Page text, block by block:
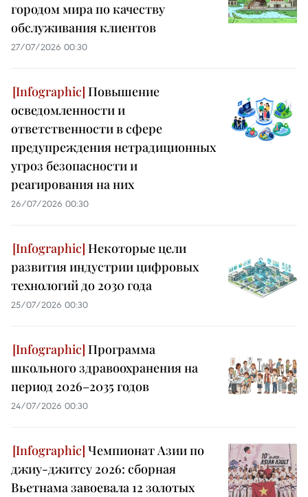
городом мира по качеству
обслуживания клиентов
27/07/2026 00:30
Повышение
осведомленности и
ответственности в сфере
предупреждения нетрадиционных
угроз безопасности и
реагирования на них
26/07/2026 00:30
Некоторые цели
развития индустрии цифровых
технологий до 2030 года
25/07/2026 00:30
Программа
школьного здравоохранения на
период 2026–2035 годов
24/07/2026 00:30
Чемпионат Азии по
джиу-джитсу 2026: сборная
Вьетнама завоевала 12 золотых